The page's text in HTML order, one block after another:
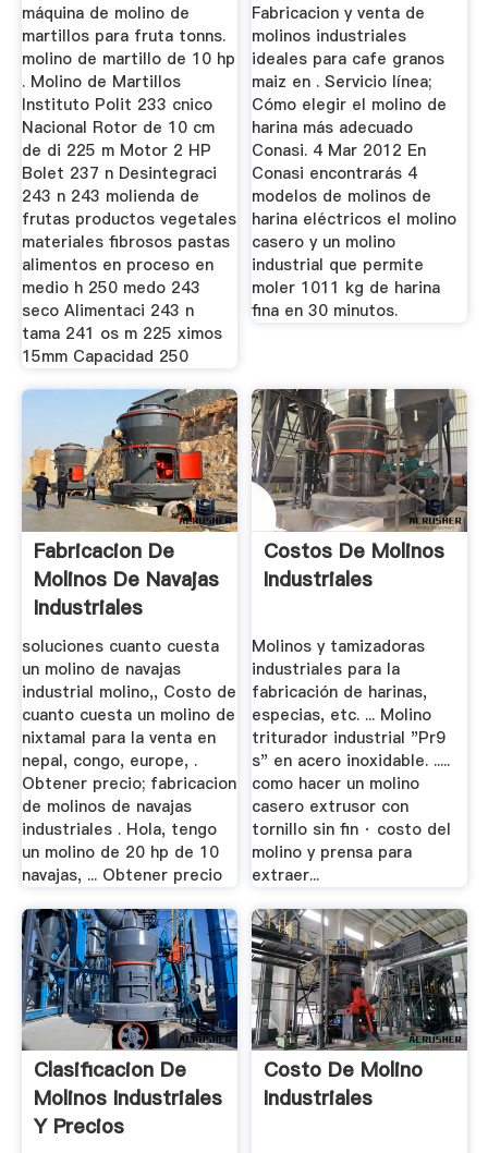
máquina de molino de
martillos para fruta tonns.
molino de martillo de 10 hp
. Molino de Martillos
Instituto Polit 233 cnico
Nacional Rotor de 10 cm
de di 225 m Motor 2 HP
Bolet 237 n Desintegraci
243 n 243 molienda de
frutas productos vegetales
materiales fibrosos pastas
alimentos en proceso en
medio h 250 medo 243
seco Alimentaci 243 n
tama 241 os m 225 ximos
15mm Capacidad 250
Fabricacion y venta de
molinos industriales
ideales para cafe granos
maiz en . Servicio línea;
Cómo elegir el molino de
harina más adecuado
Conasi. 4 Mar 2012 En
Conasi encontrarás 4
modelos de molinos de
harina eléctricos el molino
casero y un molino
industrial que permite
moler 1011 kg de harina
fina en 30 minutos.
Fabricacion De
Molinos De Navajas
Industriales
soluciones cuanto cuesta
un molino de navajas
industrial molino,, Costo de
cuanto cuesta un molino de
nixtamal para la venta en
nepal, congo, europe, .
Obtener precio; fabricacion
de molinos de navajas
industriales . Hola, tengo
un molino de 20 hp de 10
navajas, ... Obtener precio
Costos De Molinos
Industriales
Molinos y tamizadoras
industriales para la
fabricación de harinas,
especias, etc. ... Molino
triturador industrial "Pr9
s" en acero inoxidable. .....
como hacer un molino
casero extrusor con
tornillo sin fin · costo del
molino y prensa para
extraer...
Clasificacion De
Molinos Industriales
Y Precios
Costo De Molino
Industriales